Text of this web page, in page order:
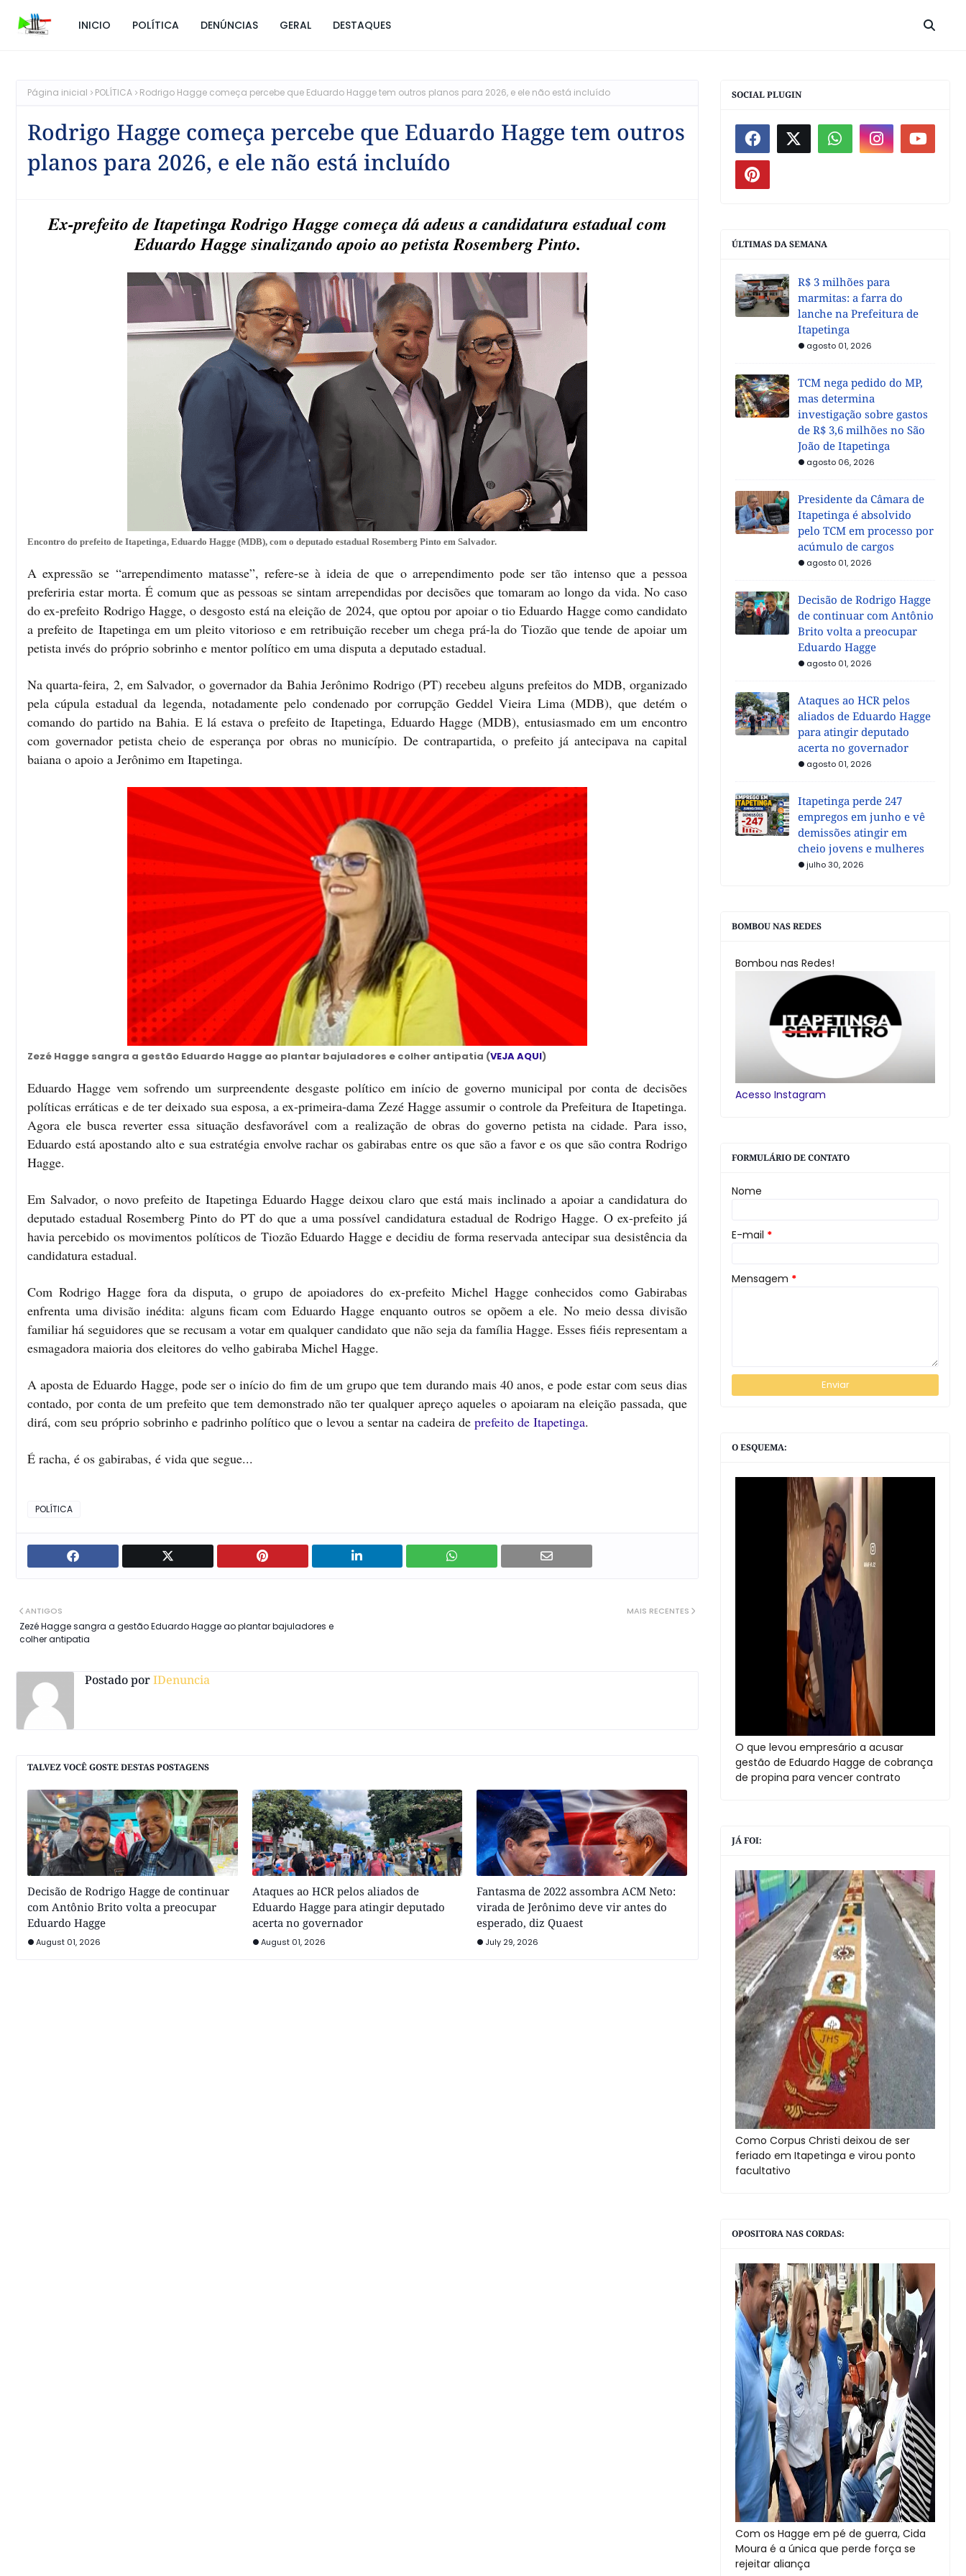
INICIO POLÍTICA DENÚNCIAS GERAL DESTAQUES
Página inicial POLÍTICA Rodrigo Hagge começa percebe que Eduardo Hagge tem outros planos para 2026, e ele não está incluído
Rodrigo Hagge começa percebe que Eduardo Hagge tem outros
planos para 2026, e ele não está incluído
Ex-prefeito de Itapetinga Rodrigo Hagge começa dá adeus a candidatura estadual com
Eduardo Hagge sinalizando apoio ao petista Rosemberg Pinto.
Encontro do prefeito de Itapetinga, Eduardo Hagge (MDB), com o deputado estadual Rosemberg Pinto em Salvador.
A expressão se “arrependimento matasse”, refere-se à ideia de que o arrependimento pode ser tão intenso que a pessoa
preferiria estar morta. É comum que as pessoas se sintam arrependidas por decisões que tomaram ao longo da vida. No caso
do ex-prefeito Rodrigo Hagge, o desgosto está na eleição de 2024, que optou por apoiar o tio Eduardo Hagge como candidato
a prefeito de Itapetinga em um pleito vitorioso e em retribuição receber um chega prá-la do Tiozão que tende de apoiar um
petista invés do próprio sobrinho e mentor político em uma disputa a deputado estadual.
Na quarta-feira, 2, em Salvador, o governador da Bahia Jerônimo Rodrigo (PT) recebeu alguns prefeitos do MDB, organizado
pela cúpula estadual da legenda, notadamente pelo condenado por corrupção Geddel Vieira Lima (MDB), que detém o
comando do partido na Bahia. E lá estava o prefeito de Itapetinga, Eduardo Hagge (MDB), entusiasmado em um encontro
com governador petista cheio de esperança por obras no município. De contrapartida, o prefeito já antecipava na capital
baiana o apoio a Jerônimo em Itapetinga.
Zezé Hagge sangra a gestão Eduardo Hagge ao plantar bajuladores e colher antipatia (VEJA AQUI)
Eduardo Hagge vem sofrendo um surpreendente desgaste político em início de governo municipal por conta de decisões
políticas erráticas e de ter deixado sua esposa, a ex-primeira-dama Zezé Hagge assumir o controle da Prefeitura de Itapetinga.
Agora ele busca reverter essa situação desfavorável com a realização de obras do governo petista na cidade. Para isso,
Eduardo está apostando alto e sua estratégia envolve rachar os gabirabas entre os que são a favor e os que são contra Rodrigo
Hagge.
Em Salvador, o novo prefeito de Itapetinga Eduardo Hagge deixou claro que está mais inclinado a apoiar a candidatura do
deputado estadual Rosemberg Pinto do PT do que a uma possível candidatura estadual de Rodrigo Hagge. O ex-prefeito já
havia percebido os movimentos políticos de Tiozão Eduardo Hagge e decidiu de forma reservada antecipar sua desistência da
candidatura estadual.
Com Rodrigo Hagge fora da disputa, o grupo de apoiadores do ex-prefeito Michel Hagge conhecidos como Gabirabas
enfrenta uma divisão inédita: alguns ficam com Eduardo Hagge enquanto outros se opõem a ele. No meio dessa divisão
familiar há seguidores que se recusam a votar em qualquer candidato que não seja da família Hagge. Esses fiéis representam a
esmagadora maioria dos eleitores do velho gabiraba Michel Hagge.
A aposta de Eduardo Hagge, pode ser o início do fim de um grupo que tem durando mais 40 anos, e pode estar com seus dias
contado, por conta de um prefeito que tem demonstrado não ter qualquer apreço aqueles o apoiaram na eleição passada, que
dirá, com seu próprio sobrinho e padrinho político que o levou a sentar na cadeira de prefeito de Itapetinga.
É racha, é os gabirabas, é vida que segue...
POLÍTICA
MAIS RECENTES
ANTIGOS
Zezé Hagge sangra a gestão Eduardo Hagge ao plantar bajuladores e
colher antipatia
Postado porIDenuncia
TALVEZ VOCÊ GOSTE DESTAS POSTAGENS
Decisão de Rodrigo Hagge de continuar
com Antônio Brito volta a preocupar
Eduardo Hagge
August 01, 2026
Ataques ao HCR pelos aliados de
Eduardo Hagge para atingir deputado
acerta no governador
August 01, 2026
Fantasma de 2022 assombra ACM Neto:
virada de Jerônimo deve vir antes do
esperado, diz Quaest
July 29, 2026
SOCIAL PLUGIN
ÚLTIMAS DA SEMANA
R$ 3 milhões para
marmitas: a farra do
lanche na Prefeitura de
Itapetinga
agosto 01, 2026
TCM nega pedido do MP,
mas determina
investigação sobre gastos
de R$ 3,6 milhões no São
João de Itapetinga
agosto 06, 2026
Presidente da Câmara de
Itapetinga é absolvido
pelo TCM em processo por
acúmulo de cargos
agosto 01, 2026
Decisão de Rodrigo Hagge
de continuar com Antônio
Brito volta a preocupar
Eduardo Hagge
agosto 01, 2026
Ataques ao HCR pelos
aliados de Eduardo Hagge
para atingir deputado
acerta no governador
agosto 01, 2026
Itapetinga perde 247
empregos em junho e vê
demissões atingir em
cheio jovens e mulheres
julho 30, 2026
BOMBOU NAS REDES
Bombou nas Redes!
Acesso Instagram
FORMULÁRIO DE CONTATO
Nome
E-mail *
Mensagem *
O ESQUEMA:
O que levou empresário a acusar
gestão de Eduardo Hagge de cobrança
de propina para vencer contrato
JÁ FOI:
Como Corpus Christi deixou de ser
feriado em Itapetinga e virou ponto
facultativo
OPOSITORA NAS CORDAS:
Com os Hagge em pé de guerra, Cida
Moura é a única que perde força se
rejeitar aliança